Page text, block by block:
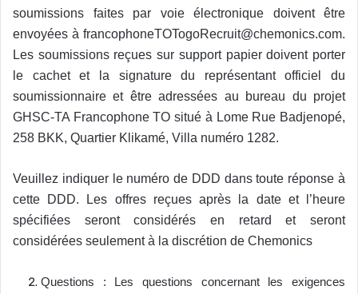
soumissions faites par voie électronique doivent être
envoyées à francophoneTOTogoRecruit@chemonics.com.
Les soumissions reçues sur support papier doivent porter
le cachet et la signature du représentant officiel du
soumissionnaire et être adressées au bureau du projet
GHSC-TA Francophone TO situé à Lome Rue Badjenopé,
258 BKK, Quartier Klikamé, Villa numéro 1282.
Veuillez indiquer le numéro de DDD dans toute réponse à
cette DDD. Les offres reçues après la date et l’heure
spécifiées seront considérés en retard et seront
considérées seulement à la discrétion de Chemonics
Questions : Les questions concernant les exigences